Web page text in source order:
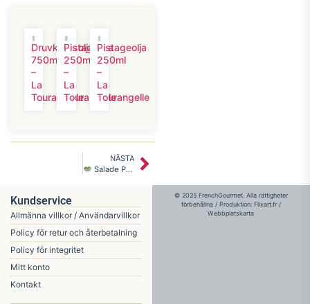
Druvkärnsolja
750ml
–
La
Tourangelle
Pistageolja
250ml
–
La
Tourangelle
Pistageolja
250ml
–
La
Tourangelle
NÄSTA
Salade Périgourdine med konfiterade ankgésiers
Kundservice
Allmänna villkor / Användarvillkor
Policy för retur och återbetalning
Policy för integritet
Mitt konto
Kontakt
© 2025 FrenchGourmet. Alla rättigheter
förbehållna / Produktion: Flixart.fr/
Webbplatskarta